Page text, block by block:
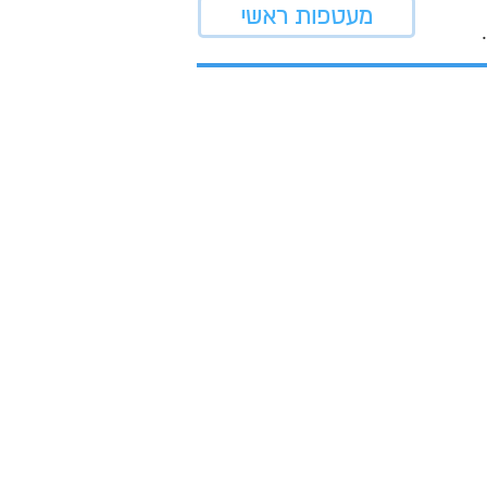
מעטפות ראשי